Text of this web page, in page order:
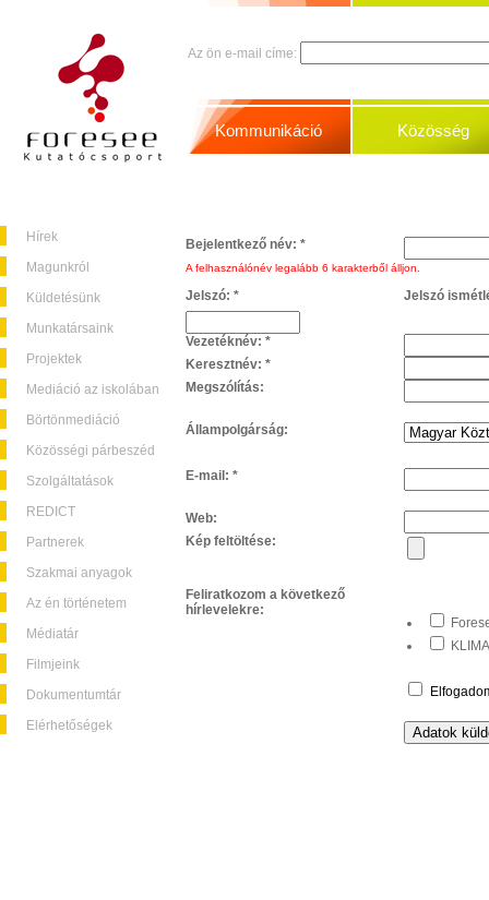
Hírek
Magunkról
Küldetésünk
Munkatársaink
Projektek
Mediáció az iskolában
Börtönmediáció
Közösségi párbeszéd
Szolgáltatások
REDICT
Partnerek
Szakmai anyagok
Az én történetem
Médiatár
Filmjeink
Dokumentumtár
Elérhetőségek
Az ön e-mail címe:
Kommunikáció Közösség
Bejelentkező név: *
A felhasználónév legalább 6 karakterből álljon.
Jelszó: * Jelszó
Vezetéknév: *
Keresztnév: *
Megszólítás:
Állampolgárság:
E-mail: *
Web:
Kép feltöltése:
Feliratkozom a következő
hírlevelekre: